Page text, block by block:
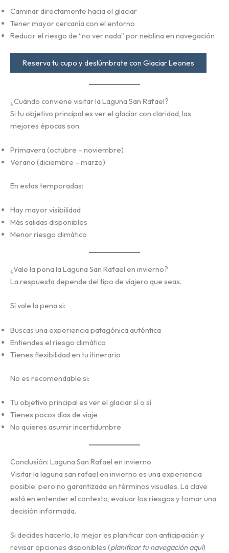
Caminar directamente hacia el glaciar
Tener mayor cercanía con el entorno
Reducir el riesgo de “no ver nada” por neblina en navegación
Reserva tu cupo y deslúmbrate con Glaciar Leones
¿Cuándo conviene visitar la Laguna San Rafael?
Si tu objetivo principal es ver el glaciar con claridad, las
mejores épocas son:
Primavera (octubre – noviembre)
Verano (diciembre – marzo)
En estas temporadas:
Hay mayor visibilidad
Más salidas disponibles
Menor riesgo climático
¿Vale la pena la Laguna San Rafael en invierno?
La respuesta depende del tipo de viajero que seas.
Sí vale la pena si:
Buscas una experiencia patagónica auténtica
Entiendes el riesgo climático
Tienes flexibilidad en tu itinerario
No es recomendable si:
Tu objetivo principal es ver el glaciar sí o sí
Tienes pocos días de viaje
No quieres asumir incertidumbre
Conclusión: Laguna San Rafael en invierno
Visitar la laguna san rafael en invierno es una experiencia
posible, pero no garantizada en términos visuales. La clave
está en entender el contexto, evaluar los riesgos y tomar una
decisión informada.
Si decides hacerlo, lo mejor es planificar con anticipación y
revisar opciones disponibles (planificar tu navegación aquí)